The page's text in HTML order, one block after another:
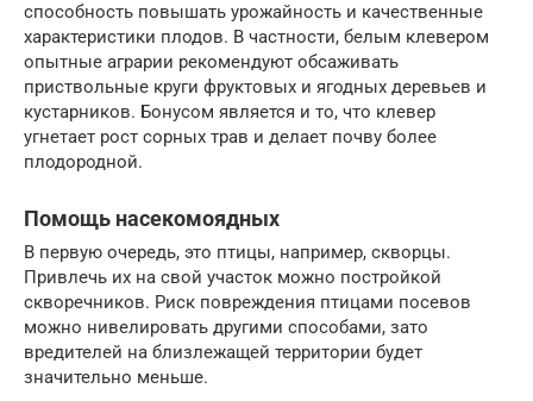
способность повышать урожайность и качественные
характеристики плодов. В частности, белым клевером
опытные аграрии рекомендуют обсаживать
приствольные круги фруктовых и ягодных деревьев и
кустарников. Бонусом является и то, что клевер
угнетает рост сорных трав и делает почву более
плодородной.
Помощь насекомоядных
В первую очередь, это птицы, например, скворцы.
Привлечь их на свой участок можно постройкой
скворечников. Риск повреждения птицами посевов
можно нивелировать другими способами, зато
вредителей на близлежащей территории будет
значительно меньше.